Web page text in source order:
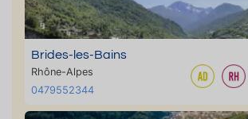
Brides-les-Bains
Rhône-Alpes
0479552344